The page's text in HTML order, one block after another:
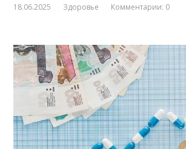
18.06.2025 Здоровье Комментарии: 0